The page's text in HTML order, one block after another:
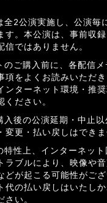
全2公演実施し、公演毎
す。本公演は、事前収
信ではありません。
ご購入前に、各配信メ
項をよくお読みいただ
ンターネット環境・推
ください。
後の公演延期・中止以
変更・払い戻しはできま
性上、インターネット
ラブルにより、映像や
どが起こる可能性がご
代の払い戻しはいたし
さい。